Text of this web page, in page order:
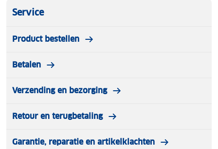
Service
Product bestellen
Betalen
Verzending en bezorging
Retour en terugbetaling
Garantie, reparatie en artikelklachten